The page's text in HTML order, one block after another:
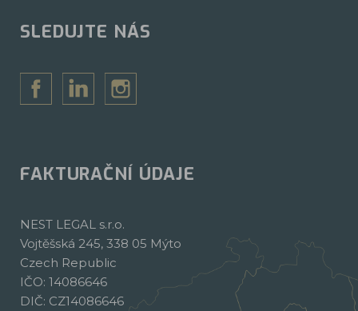
SLEDUJTE NÁS
FAKTURAČNÍ ÚDAJE
NEST LEGAL s.r.o.
Vojtěšská 245, 338 05 Mýto
Czech Republic
IČO: 14086646
DIČ: CZ14086646